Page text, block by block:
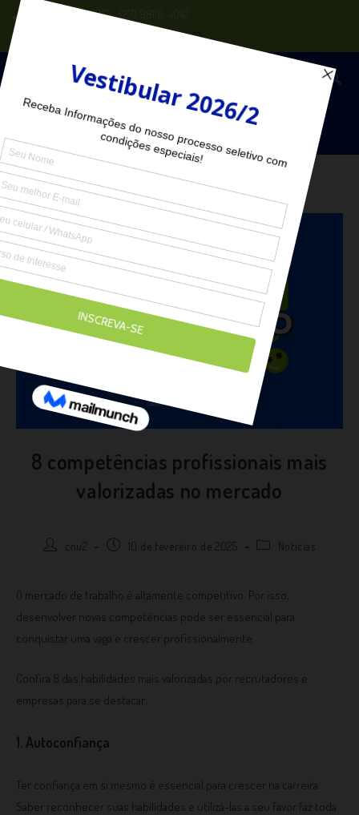
(27) 2102-6000 (27) 98118-4047
Seja Aluno
8 competências profissionais mais
valorizadas no mercado
cnu2 10 de fevereiro de 2025 Notícias
O mercado de trabalho é altamente competitivo. Por isso,
desenvolver novas competências pode ser essencial para
conquistar uma vaga e crescer profissionalmente.
Confira 8 das habilidades mais valorizadas por recrutadores e
empresas para se destacar:
1. Autoconfiança
Ter confiança em si mesmo é essencial para crescer na carreira.
Saber reconhecer suas habilidades e utilizá-las a seu favor faz toda